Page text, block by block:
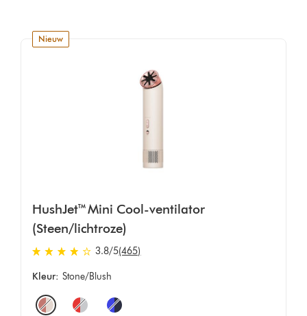
nieuw
HushJet™ Mini Cool-ventilator
(Steen/lichtroze)
3.8 sterren van 5 van 465 Ratings
3.8/5(465)
Kleur:Stone/Blush
Options